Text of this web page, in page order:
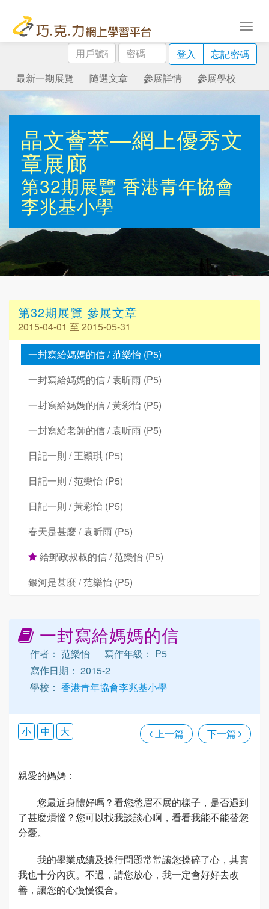
用
戶
號
碼
密
碼
登入
忘記密碼
最新一期展覽
隨選文章 參展詳情 參展學校
晶文薈萃—網上優秀文
章展廊
第32期展覽 香港青年協會
李兆基小學
第32期展覽 參展文章
2015-04-01 至 2015-05-31
一封寫給媽媽的信 / 范樂怡 (P5)
一封寫給媽媽的信 / 袁昕雨 (P5)
一封寫給媽媽的信 / 黃彩怡 (P5)
一封寫給老師的信 / 袁昕雨 (P5)
日記一則 / 王穎琪 (P5)
日記一則 / 范樂怡 (P5)
日記一則 / 黃彩怡 (P5)
春天是甚麼 / 袁昕雨 (P5)
給郵政叔叔的信 / 范樂怡 (P5)
銀河是甚麼 / 范樂怡 (P5)
一封寫給媽媽的信
作者： 范樂怡
寫作年級： P5
寫作日期： 2015-2
學校： 香港青年協會李兆基小學
上一篇 下一篇
小 中 大
親愛的媽媽：
您最近身體好嗎？看您愁眉不展的樣子，是否遇到
了甚麼煩惱？您可以找我談談心啊，看看我能不能替您
分憂。
我的學業成績及操行問題常常讓您操碎了心，其實
我也十分內疚。不過，請您放心，我一定會好好去改
善，讓您的心慢慢復合。